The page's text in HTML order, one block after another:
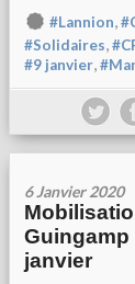
#Lannion,
#Solidaires,
#9 janvier,
6 Janvier 2020
Guingamp
janvier